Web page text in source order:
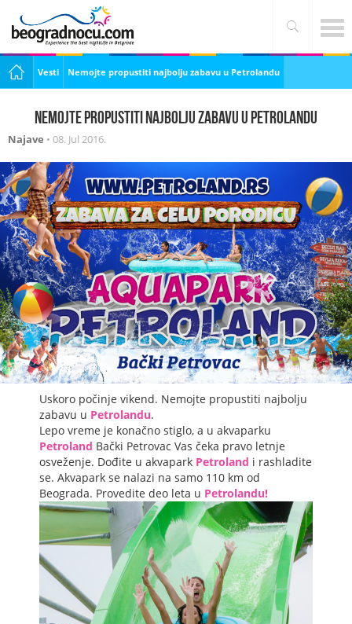
Vesti Nemojte propustiti najbolju zabavu u Petrolandu
Nemojte propustiti najbolju zabavu u Petrolandu
Najave • 08. Jul 2016.
Uskoro počinje vikend. Nemojte propustiti najbolju
zabavu u Petrolandu.
Lepo vreme je konačno stiglo, a u akvaparku
Petroland Bački Petrovac Vas čeka pravo letnje
osveženje. Dođite u akvapark Petroland i rashladite
se. Akvapark se nalazi na samo 110 km od
Beograda. Provedite deo leta u Petrolandu!